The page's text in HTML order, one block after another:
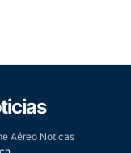
Aéreo Noticas